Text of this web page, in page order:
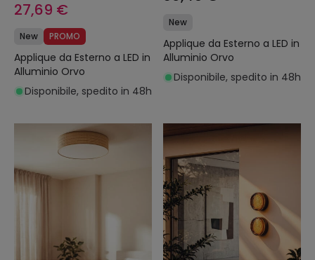
27,69 €
New PROMO
Applique da Esterno a LED in
Alluminio Orvo
Disponibile, spedito in 48h
New
Applique da Esterno a LED in
Alluminio Orvo
Disponibile, spedito in 48h